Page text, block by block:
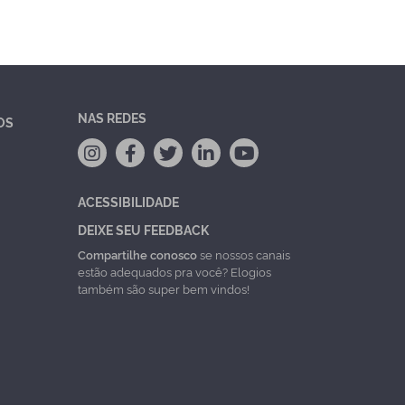
NAS REDES
ACESSIBILIDADE
DEIXE SEU FEEDBACK
Compartilhe conoscose nossos canais
estão adequados pra você? Elogios
também são super bem vindos!